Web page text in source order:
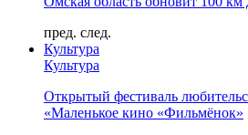
пред. след.
Культура
Культура
Открытый фестиваль
«Маленькое кино «Фильмёнок»